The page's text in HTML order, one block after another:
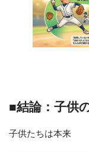
■結論：子供
子供たちは本来